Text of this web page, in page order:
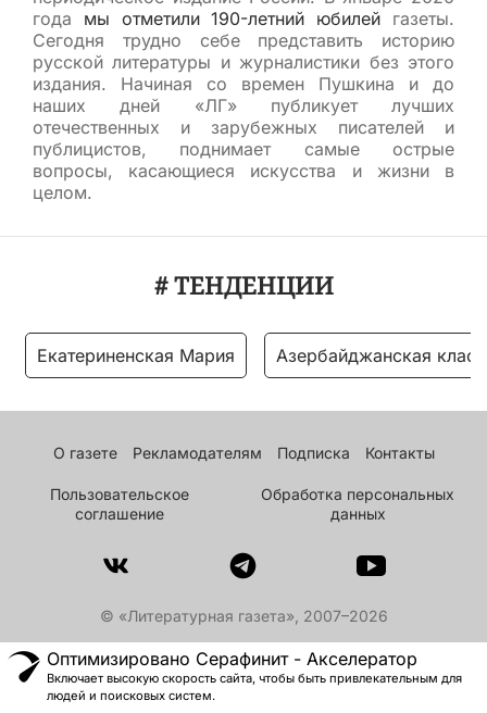
года мы отметили 190-летний юбилей газеты.
Сегодня трудно себе представить историю
русской литературы и журналистики без этого
издания. Начиная со времен Пушкина и до
наших дней «ЛГ» публикует лучших
отечественных и зарубежных писателей и
публицистов, поднимает самые острые
вопросы, касающиеся искусства и жизни в
целом.
# ТЕНДЕНЦИИ
Екатериненская Мария Азербайджанская
О газете Рекламодателям Подписка Контакты
Пользовательское
соглашение
Обработка персональных
данных
© «Литературная газета», 2007–2026
Оптимизировано Серафинит - Акселератор
Включает высокую скорость сайта, чтобы быть привлекательным для
людей и поисковых систем.